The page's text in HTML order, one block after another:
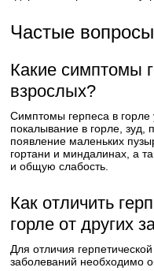
Частые вопросы
Какие симптомы
взрослых?
Симптомы герпеса в горле
покалывание в горле, зуд,
появление маленьких
гортани и миндалинах, а
и общую слабость.
Как отличить
горле от других
Для отличия
заболеваний необходимо